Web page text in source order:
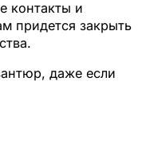
контакты и
придется закрыть
даже если